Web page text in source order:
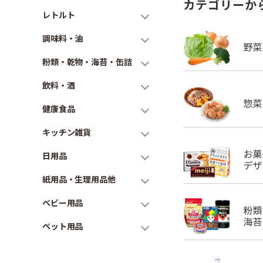
レトルト
調味料・油
粉類・乾物・海苔・缶詰
飲料・酒
健康食品
キッチン雑貨
日用品
紙用品・生理用品他
ベビー用品
ペット用品
カテゴリーか